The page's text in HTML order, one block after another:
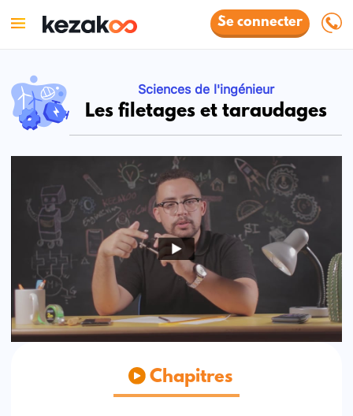
Se connecter
Sciences de l'ingénieur
Les filetages et taraudages
Chapitres